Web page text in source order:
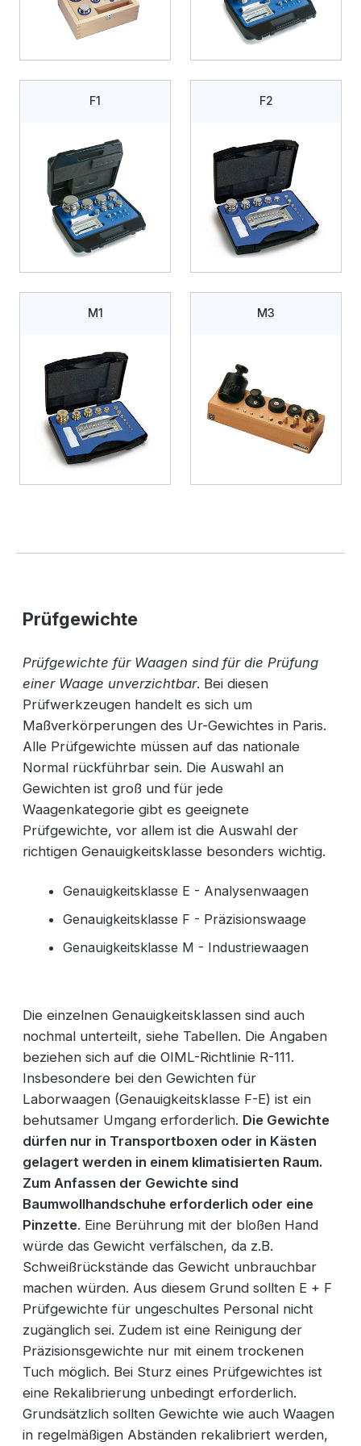
F1 F2
M1 M3
Prüfgewichte
Prüfgewichte für Waagen sind für die Prüfung
einer Waage unverzichtbar. Bei diesen
Prüfwerkzeugen handelt es sich um
Maßverkörperungen des Ur-Gewichtes in Paris.
Alle Prüfgewichte müssen auf das nationale
Normal rückführbar sein. Die Auswahl an
Gewichten ist groß und für jede
Waagenkategorie gibt es geeignete
Prüfgewichte, vor allem ist die Auswahl der
richtigen Genauigkeitsklasse besonders wichtig.
Genauigkeitsklasse E - Analysenwaagen
Genauigkeitsklasse F - Präzisionswaage
Genauigkeitsklasse M - Industriewaagen
Die einzelnen Genauigkeitsklassen sind auch
nochmal unterteilt, siehe Tabellen. Die Angaben
beziehen sich auf die OIML-Richtlinie R-111.
Insbesondere bei den Gewichten für
Laborwaagen (Genauigkeitsklasse F-E) ist ein
behutsamer Umgang erforderlich. Die Gewichte
dürfen nur in Transportboxen oder in Kästen
gelagert werden in einem klimatisierten Raum.
Zum Anfassen der Gewichte sind
Baumwollhandschuhe erforderlich oder eine
Pinzette. Eine Berührung mit der bloßen Hand
würde das Gewicht verfälschen, da z.B.
Schweißrückstände das Gewicht unbrauchbar
machen würden. Aus diesem Grund sollten E + F
Prüfgewichte für ungeschultes Personal nicht
zugänglich sei. Zudem ist eine Reinigung der
Präzisionsgewichte nur mit einem trockenen
Tuch möglich. Bei Sturz eines Prüfgewichtes ist
eine Rekalibrierung unbedingt erforderlich.
Grundsätzlich sollten Gewichte wie auch Waagen
in regelmäßigen Abständen rekalibriert werden,